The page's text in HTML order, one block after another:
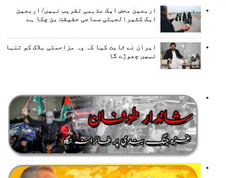
اربعین محض ایک مذہبی تقریب نہیں/ اربعین
ایک کثیرالجہتی سماجی حقیقت بن چکا ہے
ایران نے ثابت کیا کہ وہ مزاحمتی بلاک کو تنہا
نہیں چھوڑے گا